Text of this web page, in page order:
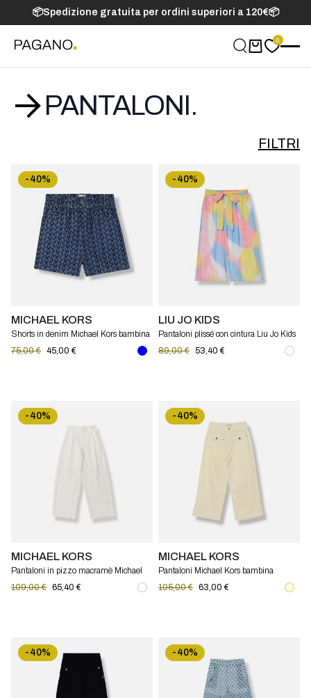
📦Spedizione gratuita per ordini superiori a 120€📦
0
PANTALONI.
FILTRI
-40%
MICHAEL KORS
Shorts in denim Michael Kors bambina
75,00 € 45,00 €
-40%
LIU JO KIDS
Pantaloni plissé con cintura Liu Jo Kids
89,00 €
53,40 €
-40%
MICHAEL KORS
Pantaloni in pizzo macramè Michael
Kors bambina
109,00 € 65,40 €
-40%
MICHAEL KORS
Pantaloni Michael Kors bambina
105,00 € 63,00 €
-40% -40%